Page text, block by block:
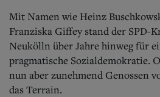
Abo
Archiv
Kontakt
Impressum
Mit Namen wie Heinz
Franziska Giffey stand der SPD-
Neukölln über Jahre hinweg für
pragmatische Sozialdemokratie.
nun aber zunehmend Genossen
das Terrain.